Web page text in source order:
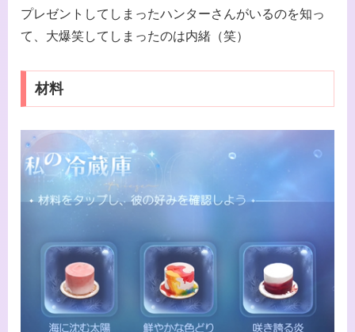
プレゼントしてしまったハンターさんがいるのを知っ
て、大爆笑してしまったのは内緒（笑）
材料